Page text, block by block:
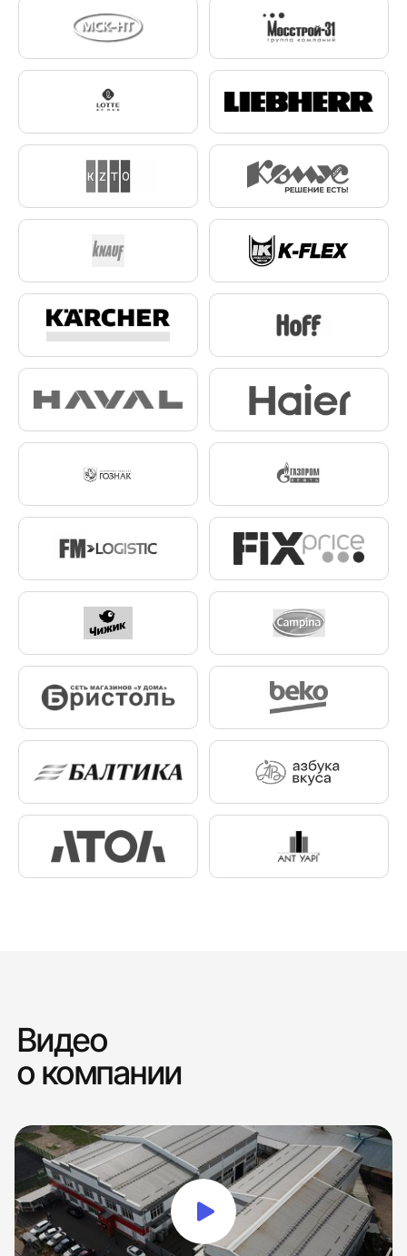
Видео
о компании